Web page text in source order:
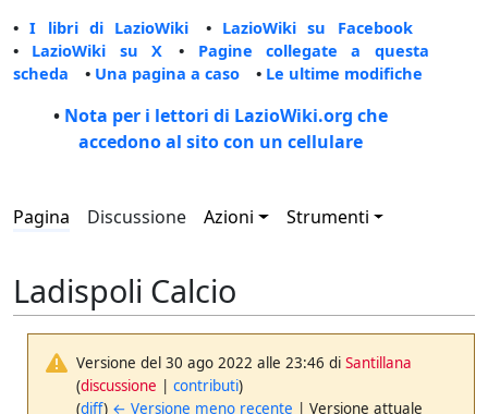
•I libri di LazioWiki • LazioWiki su Facebook
• LazioWiki su X • Pagine collegate a questa
scheda • Una pagina a caso • Le ultime modifiche
• Nota per i lettori di LazioWiki.org che
accedono al sito con un cellulare
Pagina Discussione Azioni Strumenti
Ladispoli Calcio
Versione del 30 ago 2022 alle 23:46 diSantillana
(discussione |contributi)
(diff) ← Versione meno recente | Versione attuale